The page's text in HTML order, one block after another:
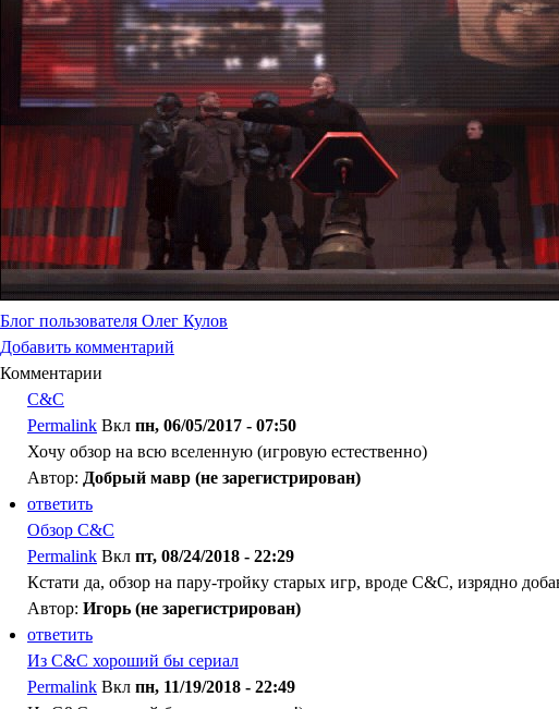
Блог пользователя Олег Кулов
Добавить комментарий
Комментарии
C&C
Permalink Вкл пн, 06/05/2017 - 07:50
Хочу обзор на всю вселенную (игровую естественно)
Автор: Добрый мавр (не зарегистрирован)
ответить
Обзор C&C
Permalink Вкл пт, 08/24/2018 - 22:29
Кстати да, обзор на пару-тройку старых игр, вроде С&С, изрядно
Автор: Игорь (не зарегистрирован)
ответить
Из C&C хороший бы сериал
Permalink Вкл пн, 11/19/2018 - 22:49